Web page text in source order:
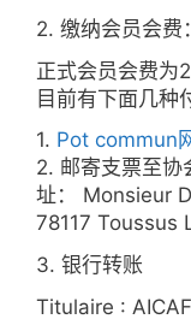
2. 缴纳会员会费：
正式会员会费为
目前有下面几种
1. Pot commun
2. 邮寄支票至协
址： Monsieur
78117 Toussus
3. 银行转账
Titulaire : AICAF